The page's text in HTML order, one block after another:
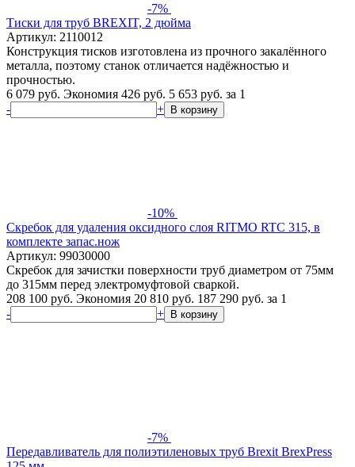
-7%
Тиски для труб BREXIT, 2 дюйма
Артикул: 2110012
Конструкция тисков изготовлена из прочного закалённого
металла, поэтому станок отличается надёжностью и
прочностью.
6 079 руб. Экономия 426 руб. 5 653 руб. за 1
-
+ В корзину
-10%
Скребок для удаления оксидного слоя RITMO RTC 315, в
комплекте запас.нож
Артикул: 99030000
Скребок для зачистки поверхности труб диаметром от 75мм
до 315мм перед электромуфтовой сваркой.
208 100 руб. Экономия 20 810 руб. 187 290 руб. за 1
-
+ В корзину
-7%
Передавливатель для полиэтиленовых труб Brexit BrexPress